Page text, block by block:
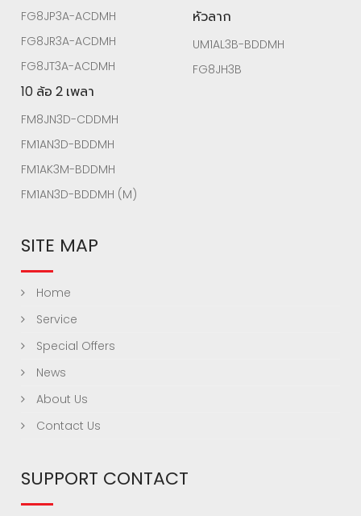
FG8JP3A-ACDMH
FG8JR3A-ACDMH
FG8JT3A-ACDMH
10 ล้อ 2 เพลา
FM8JN3D-CDDMH
FM1AN3D-BDDMH
FM1AK3M-BDDMH
FM1AN3D-BDDMH (M)
หัวลาก
UM1AL3B-BDDMH
FG8JH3B
SITE MAP
Home
Service
Special Offers
News
About Us
Contact Us
SUPPORT CONTACT